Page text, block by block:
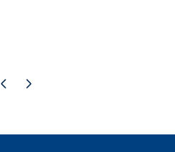
Pagina successiva